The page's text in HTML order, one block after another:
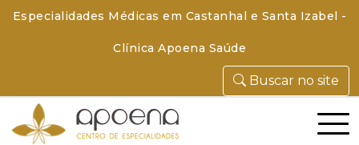
Especialidades Médicas em Castanhal e Santa Izabel -
Clínica Apoena Saúde
Buscar no site